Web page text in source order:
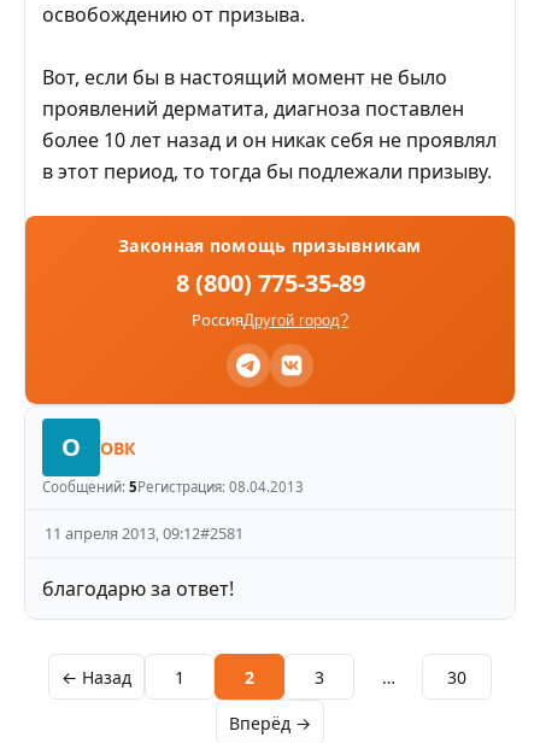
освобождению от призыва.
Вот, если бы в настоящий момент не было
проявлений дерматита, диагноза поставлен
более 10 лет назад и он никак себя не проявлял
в этот период, то тогда бы подлежали призыву.
Законная помощь призывникам
8 (800) 775-35-89
РоссияДругой город?
О ОВК
Сообщений: 5Регистрация: 08.04.2013
11 апреля 2013, 09:12#2581
благодарю за ответ!
← Назад 1 2 3 …
30
Вперёд →